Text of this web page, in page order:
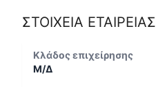
ΣΤΟΙΧΕΙΑ ΕΤΑΙΡΕΙΑΣ
Κλάδος επιχείρησης
Μ/Δ